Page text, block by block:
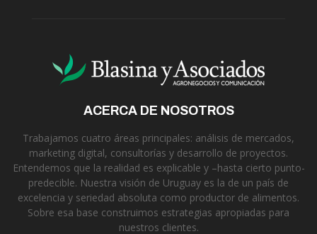
ACERCA DE NOSOTROS
Trabajamos cuatro áreas principales: análisis de mercados,
marketing digital, consultorías y desarrollo de proyectos.
Entendemos que la realidad es explicable y –hasta cierto punto-
predecible. Nuestra visión de Uruguay es la de un país de
excelencia y seriedad absoluta como productor de alimentos.
Sobre esa base construimos estrategias apropiadas para
nuestros clientes.